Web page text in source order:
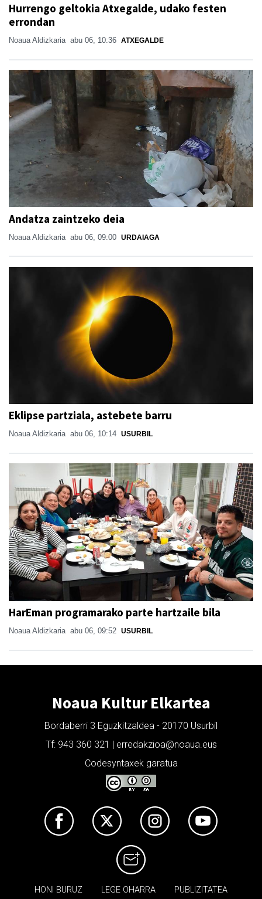
Hurrengo geltokia Atxegalde, udako festen
errondan
Noaua Aldizkaria abu 06, 10:36 ATXEGALDE
Andatza zaintzeko deia
Noaua Aldizkaria abu 06, 09:00 URDAIAGA
Eklipse partziala, astebete barru
Noaua Aldizkaria abu 06, 10:14 USURBIL
HarEman programarako parte hartzaile bila
Noaua Aldizkaria abu 06, 09:52 USURBIL
Noaua Kultur Elkartea
Bordaberri 3 Eguzkitzaldea - 20170 Usurbil
Tf: 943 360 321 | erredakzioa@noaua.eus
Codesyntaxek garatua
HONI BURUZ LEGE OHARRA PUBLIZITATEA